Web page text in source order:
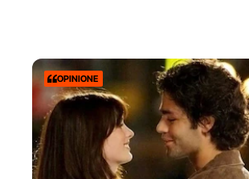
OPINIONE